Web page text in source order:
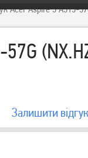
Acer Aspire 3 A315-
Залишити вiдгук